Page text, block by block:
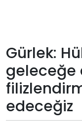
Künye
Giriş
Yap
Gürlek:
geleceğe
edeceğiz